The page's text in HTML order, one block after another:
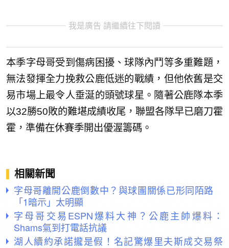
我是廣告 請繼續往下閱讀
本季字母哥受到傷病困擾、球隊內鬥等多重難題，
無法發揮全力挽救公鹿低迷的戰績，但他依舊是交
易市場上最令人垂涎的頭號球星。隨著公鹿隊本季
以32勝50敗的難堪成績收尾，聯盟各隊早已磨刀霍
霍，準備在休賽季開出優渥籌碼。
相關新聞
字母哥離開公鹿倒數中？與球團關係已形同陌路
「1暗示」太明顯
字母哥交易ESPN爆料大神？公鹿主帥爆料：
Shams氣到打電話抗議
湖人續約承諾攏是假！名記驚爆里夫斯成交易祭